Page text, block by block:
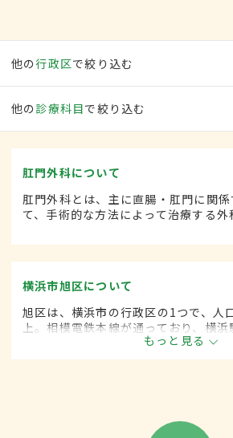
他の行政区で絞り込む
他の 診療科目で絞り込む
肛門外科について
肛門外科とは、主に直腸・肛門に関
て、手術的な方法によって治療する外
横浜市旭区について
旭区は、横浜市の行政区の1つで、人
上。相模電鉄本線が通っており、横
アクセスが可能。閑静な住宅街のほか
公園や動物園などがあり、区外から
もっと見る